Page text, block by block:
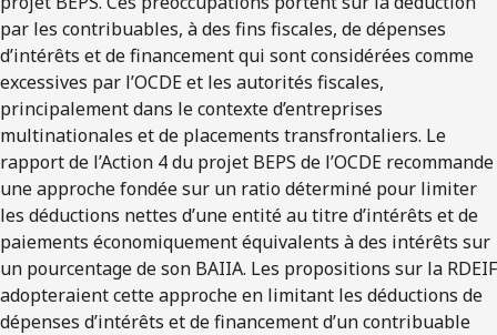
par les contribuables, à des fins fiscales, de dépenses
d’intérêts et de financement qui sont considérées comme
excessives par l’OCDE et les autorités fiscales,
principalement dans le contexte d’entreprises
multinationales et de placements transfrontaliers. Le
rapport de l’Action 4 du projet BEPS de l’OCDE recommande
une approche fondée sur un ratio déterminé pour limiter
les déductions nettes d’une entité au titre d’intérêts et de
paiements économiquement équivalents à des intérêts sur
un pourcentage de son BAIIA. Les propositions sur la RDEIF
adopteraient cette approche en limitant les déductions de
dépenses d’intérêts et de financement d’un contribuable